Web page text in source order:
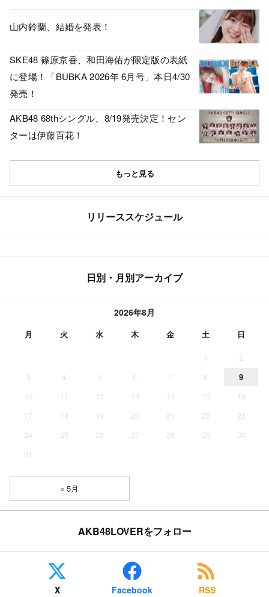
山内鈴蘭、結婚を発表！
SKE48 篠原京香、和田海佑が限定版の表紙
に登場！「BUBKA 2026年 6月号」本日4/30
発売！
AKB48 68thシングル、8/19発売決定！セン
ターは伊藤百花！
もっと見る
リリーススケジュール
日別・月別アーカイブ
2026年8月
月 火 水 木 金 土 日
1
2
3
4 5 6 7 8
9
10
11 12 13 14 15
16
17
18 19 20 21 22
23
24
25 26 27 28 29
30
31
« 5月
AKB48LOVERをフォロー
X Facebook RSS